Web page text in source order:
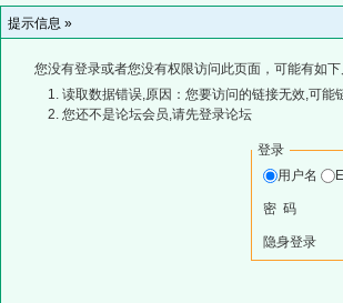
提示信息 »
您没有登录或者您没有权限访问此页面，可能有如
读取数据错误,原因：您要访问的链接无效,可能
您还不是论坛会员,请先登录论坛
登录
用户名
密 码
隐身登录